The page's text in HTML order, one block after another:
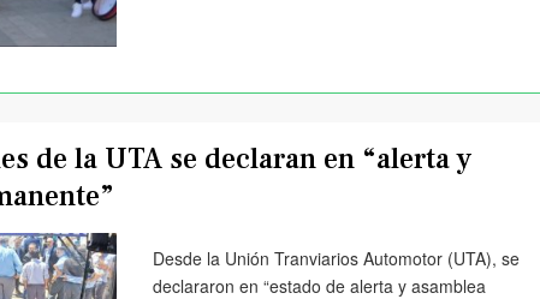
de la UTA se declaran en “alerta y
Desde la Unión Tranviarios Automotor (UTA), se
declararon en “estado de alerta y asamblea